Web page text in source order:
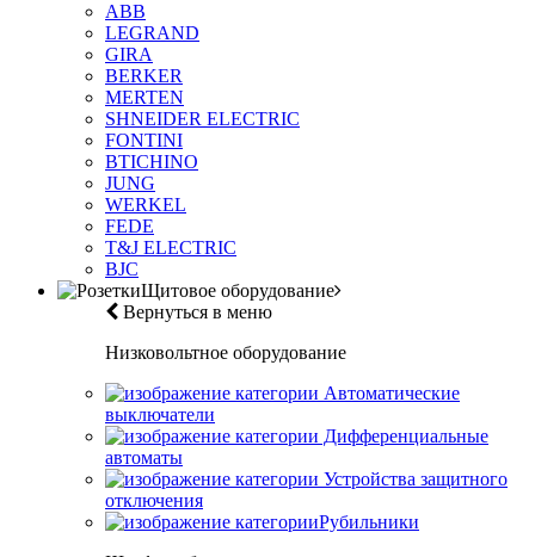
ABB
LEGRAND
GIRA
BERKER
MERTEN
SHNEIDER ELECTRIC
FONTINI
BTICHINO
JUNG
WERKEL
FEDE
T&J ELECTRIC
BJC
Щитовое оборудование
Вернуться в меню
Низковольтное оборудование
Автоматические
выключатели
Дифференциальные
автоматы
Устройства защитного
отключения
Рубильники